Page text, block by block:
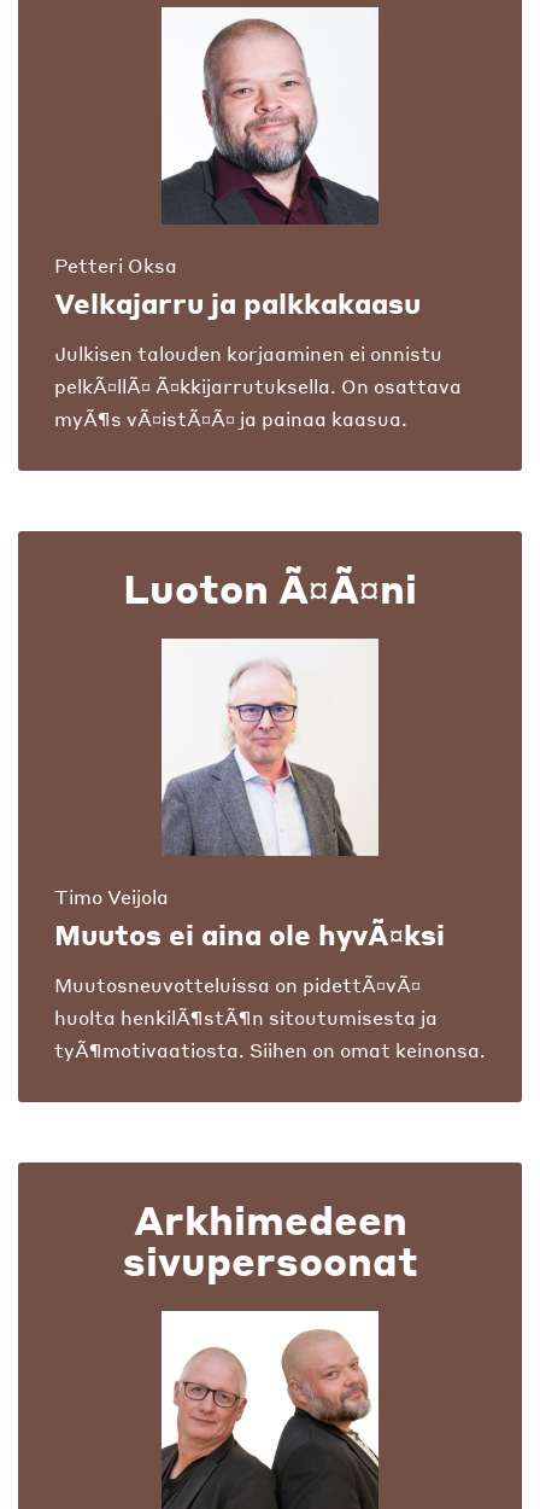
Petteri Oksa
Velkajarru ja palkkakaasu
Julkisen talouden korjaaminen ei onnistu
pelkÃ¤llÃ¤ Ã¤kkijarrutuksella. On osattava
myÃ¶s vÃ¤istÃ¤Ã¤ ja painaa kaasua.
Luoton Ã¤Ã¤ni
Timo Veijola
Muutos ei aina ole hyvÃ¤ksi
Muutosneuvotteluissa on pidettÃ¤vÃ¤
huolta henkilÃ¶stÃ¶n sitoutumisesta ja
tyÃ¶motivaatiosta. Siihen on omat keinonsa.
Arkhimedeen
sivupersoonat